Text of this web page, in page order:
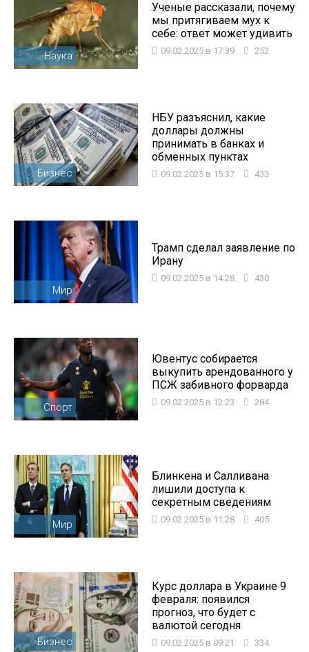
Наука
Ученые рассказали, почему
мы притягиваем мух к
себе: ответ может удивить
09.02.2025 в 17:39 252
Бизнес
НБУ разъяснил, какие
доллары должны
принимать в банках и
обменных пунктах
09.02.2025 в 15:37 433
Мир
Трамп сделал заявление по
Ирану
09.02.2025 в 14:28 430
Спорт
Ювентус собирается
выкупить арендованного у
ПСЖ забивного форварда
09.02.2025 в 12:23 284
Мир
Блинкена и Салливана
лишили доступа к
секретным сведениям
09.02.2025 в 11:28 405
Бизнес
Курс доллара в Украине 9
февраля: появился
прогноз, что будет с
валютой сегодня
09.02.2025 в 09:21 334